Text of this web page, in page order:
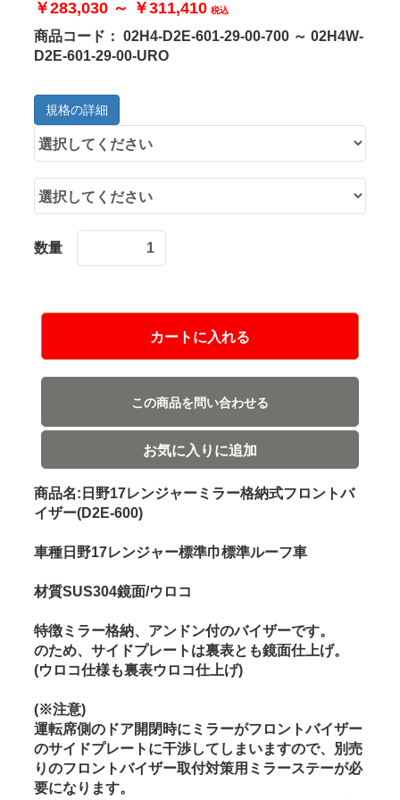
￥283,030 ～ ￥311,410 税込
商品コード： 02H4-D2E-601-29-00-700 ～ 02H4W-
D2E-601-29-00-URO
規格の詳細
数量
カートに入れる
この商品を問い合わせる
お気に入りに追加
商品名:日野17レンジャーミラー格納式フロントバ
イザー(D2E-600)
車種日野17レンジャー標準巾標準ルーフ車
材質SUS304鏡面/ウロコ
特徴ミラー格納、アンドン付のバイザーです。
のため、サイドプレートは裏表とも鏡面仕上げ。
(ウロコ仕様も裏表ウロコ仕上げ)
(※注意)
運転席側のドア開閉時にミラーがフロントバイザー
のサイドプレートに干渉してしまいますので、別売
りのフロントバイザー取付対策用ミラーステーが必
要になります。